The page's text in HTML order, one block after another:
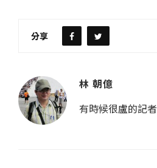
分享
林 朝億
有時候很盧的記者